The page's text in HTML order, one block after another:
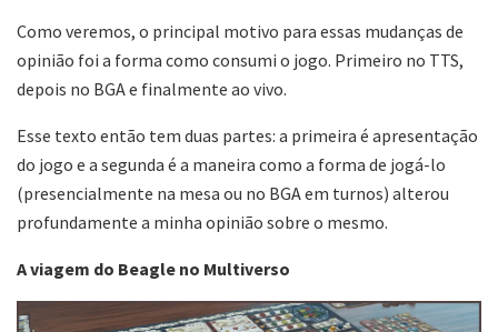
Como veremos, o principal motivo para essas mudanças de
opinião foi a forma como consumi o jogo. Primeiro no TTS,
depois no BGA e finalmente ao vivo.
Esse texto então tem duas partes: a primeira é apresentação
do jogo e a segunda é a maneira como a forma de jogá-lo
(presencialmente na mesa ou no BGA em turnos) alterou
profundamente a minha opinião sobre o mesmo.
A viagem do Beagle no Multiverso